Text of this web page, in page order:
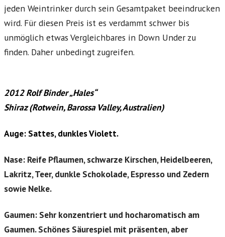
jeden Weintrinker durch sein Gesamtpaket beeindrucken
wird. Für diesen Preis ist es verdammt schwer bis
unmöglich etwas Vergleichbares in Down Under zu
finden. Daher unbedingt zugreifen.
2012 Rolf Binder „Hales“
Shiraz (Rotwein, Barossa Valley, Australien)
Auge: Sattes, dunkles Violett.
Nase: Reife Pflaumen, schwarze Kirschen, Heidelbeeren,
Lakritz, Teer, dunkle Schokolade, Espresso und Zedern
sowie Nelke.
Gaumen: Sehr konzentriert und hocharomatisch am
Gaumen. Schönes Säurespiel mit präsenten, aber